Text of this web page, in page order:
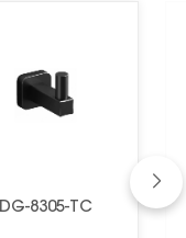
DG-8305-TC